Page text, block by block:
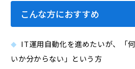
こんな方におすすめ
IT運用自動化を進めたいが、「
いか分からない」という方